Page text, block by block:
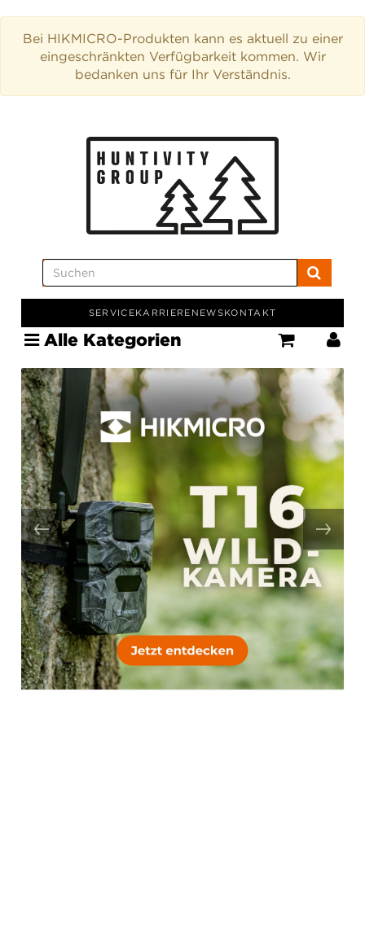
Bei HIKMICRO-Produkten kann es aktuell zu einer
eingeschränkten Verfügbarkeit kommen. Wir
bedanken uns für Ihr Verständnis.
SERVICEKARRIERE NEWSKONTAKT
Alle Kategorien